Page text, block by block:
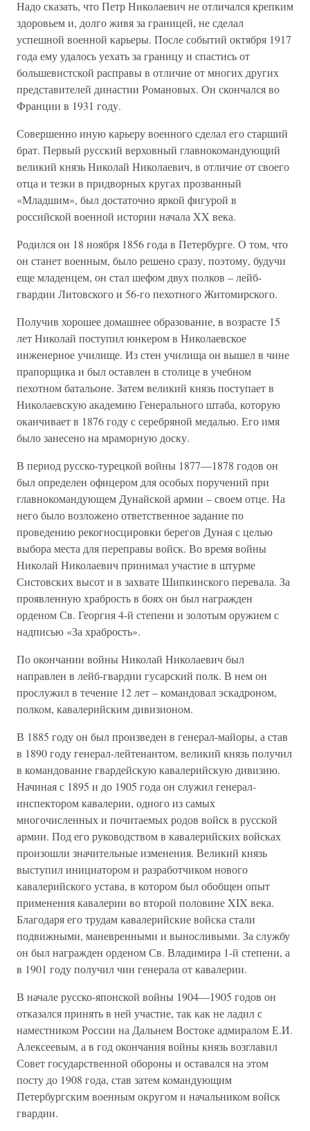
Надо сказать, что Петр Николаевич не отличался крепким
здоровьем и, долго живя за границей, не сделал
успешной военной карьеры. После событий октября 1917
года ему удалось уехать за границу и спастись от
большевистской расправы в отличие от многих других
представителей династии Романовых. Он скончался во
Франции в 1931 году.
Совершенно иную карьеру военного сделал его старший
брат. Первый русский верховный главнокомандующий
великий князь Николай Николаевич, в отличие от своего
отца и тезки в придворных кругах прозванный
«Младшим», был достаточно яркой фигурой в
российской военной истории начала XX века.
Родился он 18 ноября 1856 года в Петербурге. О том, что
он станет военным, было решено сразу, поэтому, будучи
еще младенцем, он стал шефом двух полков – лейб-
гвардии Литовского и 56-го пехотного Житомирского.
Получив хорошее домашнее образование, в возрасте 15
лет Николай поступил юнкером в Николаевское
инженерное училище. Из стен училища он вышел в чине
прапорщика и был оставлен в столице в учебном
пехотном батальоне. Затем великий князь поступает в
Николаевскую академию Генерального штаба, которую
оканчивает в 1876 году с серебряной медалью. Его имя
было занесено на мраморную доску.
В период русско-турецкой войны 1877—1878 годов он
был определен офицером для особых поручений при
главнокомандующем Дунайской армии – своем отце. На
него было возложено ответственное задание по
проведению рекогносцировки берегов Дуная с целью
выбора места для переправы войск. Во время войны
Николай Николаевич принимал участие в штурме
Систовских высот и в захвате Шипкинского перевала. За
проявленную храбрость в боях он был награжден
орденом Св. Георгия 4-й степени и золотым оружием с
надписью «За храбрость».
По окончании войны Николай Николаевич был
направлен в лейб-гвардии гусарский полк. В нем он
прослужил в течение 12 лет – командовал эскадроном,
полком, кавалерийским дивизионом.
В 1885 году он был произведен в генерал-майоры, а став
в 1890 году генерал-лейтенантом, великий князь получил
в командование гвардейскую кавалерийскую дивизию.
Начиная с 1895 и до 1905 года он служил генерал-
инспектором кавалерии, одного из самых
многочисленных и почитаемых родов войск в русской
армии. Под его руководством в кавалерийских войсках
произошли значительные изменения. Великий князь
выступил инициатором и разработчиком нового
кавалерийского устава, в котором был обобщен опыт
применения кавалерии во второй половине XIX века.
Благодаря его трудам кавалерийские войска стали
подвижными, маневренными и выносливыми. За службу
он был награжден орденом Св. Владимира 1-й степени, а
в 1901 году получил чин генерала от кавалерии.
В начале русско-японской войны 1904—1905 годов он
отказался принять в ней участие, так как не ладил с
наместником России на Дальнем Востоке адмиралом Е.И.
Алексеевым, а в год окончания войны князь возглавил
Совет государственной обороны и оставался на этом
посту до 1908 года, став затем командующим
Петербургским военным округом и начальником войск
гвардии.